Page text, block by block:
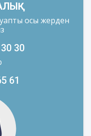
осы жерден
30
61